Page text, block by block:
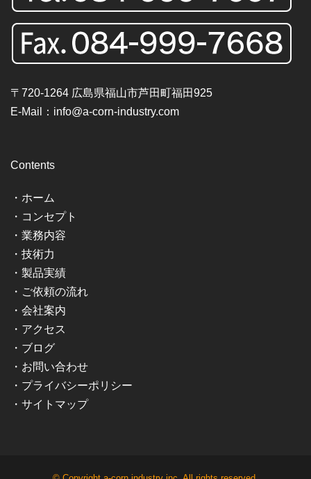
〒720-1264 広島県福山市芦田町福田925
E-Mail： info@a-corn-industry.com
Contents
・ ホーム
・ コンセプト
・ 業務内容
・ 技術力
・ 製品実績
・ ご依頼の流れ
・ 会社案内
・ アクセス
・ ブログ
・ お問い合わせ
・ プライバシーポリシー
・ サイトマップ